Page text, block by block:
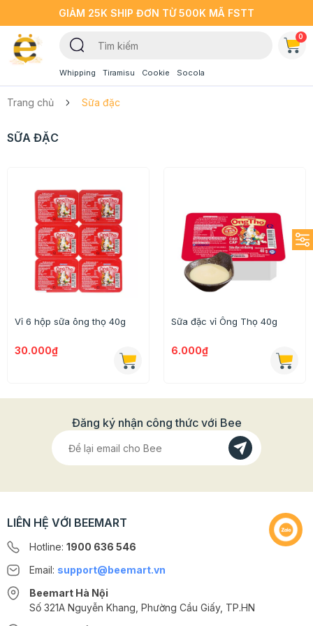
GIẢM 25K SHIP ĐƠN TỪ 500K MÃ FSTT
Whipping Tiramisu Cookie Socola
0
Trang chủ Sữa đặc
SỮA ĐẶC
Vỉ 6 hộp sữa ông thọ 40g
30.000₫
Sữa đặc vỉ Ông Thọ 40g
6.000₫
Đăng ký nhận công thức với Bee
LIÊN HỆ VỚI BEEMART
Hotline: 1900 636 546
Email: support@beemart.vn
Beemart Hà Nội
Số 321A Nguyễn Khang, Phường Cầu Giấy, TP.HN